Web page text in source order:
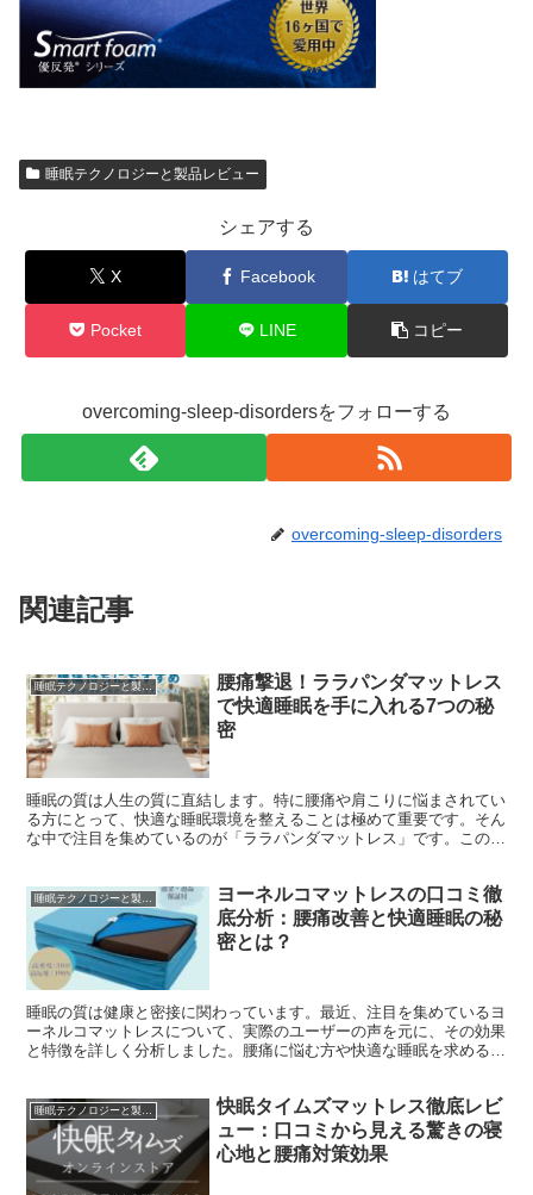
睡眠テクノロジーと製品レビュー
シェアする
X Facebook はてブ
Pocket LINE コピー
overcoming-sleep-disordersをフォローする
overcoming-sleep-disorders
関連記事
睡眠テクノロジーと製品レビュー
腰痛撃退！ララパンダマットレス
で快適睡眠を手に入れる7つの秘
密
睡眠の質は人生の質に直結します。特に腰痛や肩こりに悩まされてい
る方にとって、快適な睡眠環境を整えることは極めて重要です。そん
な中で注目を集めているのが「ララパンダマットレス」です。このマ
ヨーネルコマットレスの口コミ徹
底分析：腰痛改善と快適睡眠の秘
密とは？
睡眠の質は健康と密接に関わっています。最近、注目を集めているヨ
ーネルコマットレスについて、実際のユーザーの声を元に、その効果
と特徴を詳しく分析しました。腰痛に悩む方や快適な睡眠を求める方
快眠タイムズマットレス徹底レビ
ュー：口コミから見える驚きの寝
心地と腰痛対策効果